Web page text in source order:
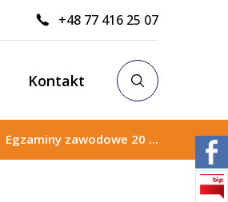
+48 77 416 25 07
Kontakt
Egzaminy zawodowe 20 ...